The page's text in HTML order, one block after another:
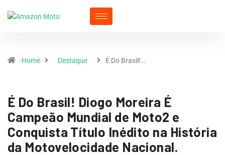
Home Destaque É Do Brasil!…
É Do Brasil! Diogo Moreira É
Campeão Mundial de Moto2 e
Conquista Título Inédito na História
da Motovelocidade Nacional.